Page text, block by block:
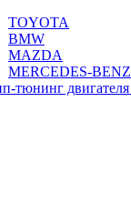
TOYOTA
BMW
MAZDA
MERCEDES-BENZ
тюнинг двигателя